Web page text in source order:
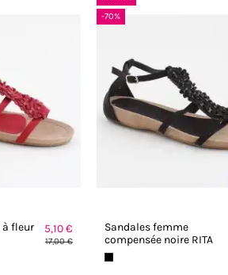
à fleur
5,10 €
17,00 €
-70%
Sandales femme
compensée noire RITA